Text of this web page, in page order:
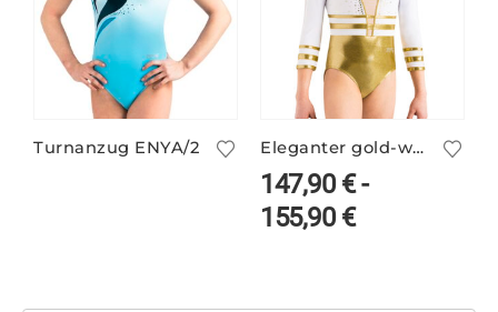
Turnanzug ENYA/2 Eleganter gold-weißer Turnanzug ANIKE/1
147,90€-
155,90€